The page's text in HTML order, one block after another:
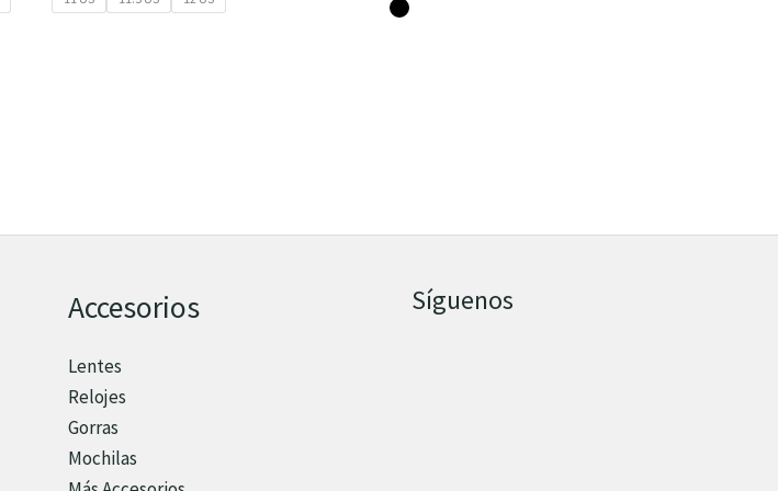
Accesorios
Lentes
Relojes
Gorras
Mochilas
Síguenos